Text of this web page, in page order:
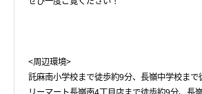
<周辺環境>
託麻南小学校まで徒歩約9分、長嶺中学校まで